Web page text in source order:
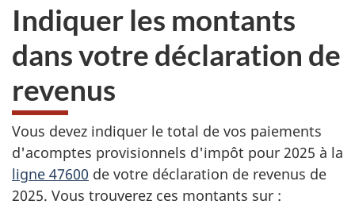
Indiquer les montants
dans votre déclaration de
revenus
Vous devez indiquer le total de vos paiements
d'acomptes provisionnels d'impôt pour 2025 à la
ligne 47600 de votre déclaration de revenus de
2025. Vous trouverez ces montants sur :